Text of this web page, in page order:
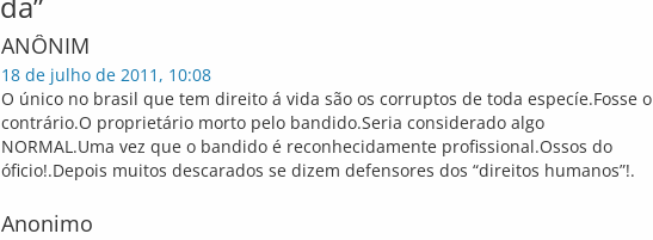
ANÔNIM
18 de julho de 2011, 10:08
O único no brasil que tem direito á vida são os corruptos de toda especíe.Fosse o
contrário.O proprietário morto pelo bandido.Seria considerado algo
NORMAL.Uma vez que o bandido é reconhecidamente profissional.Ossos do
óficio!.Depois muitos descarados se dizem defensores dos “direitos humanos”!.
Anonimo